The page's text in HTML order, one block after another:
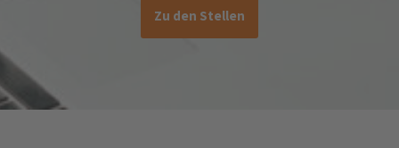
Zu den Stellen